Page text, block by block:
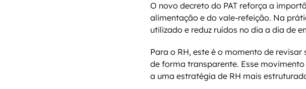
O novo decreto do PAT reforça a
alimentação e do vale-refeição. Na
utilizado e reduz ruídos no dia a dia de
Para o RH, este é o momento de
de forma transparente. Esse
a uma estratégia de RH mais